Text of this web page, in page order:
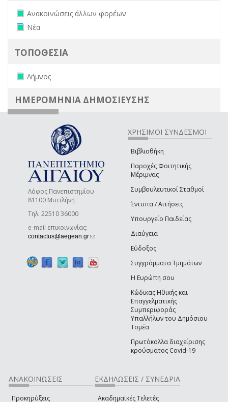
Remove Ανακοινώσεις άλλων φορέων filter
Ανακοινώσεις άλλων φορέων
Remove Νέα filter
Νέα
ΤΟΠΟΘΕΣΙΑ
Remove Λήμνος filter
Λήμνος
ΗΜΕΡΟΜΗΝΙΑ ΔΗΜΟΣΙΕΥΣΗΣ
Λόφος Πανεπιστημίου
81100 Μυτιλήνη
Τηλ. 22510 36000
e-mail επικοινωνίας:
contactus@aegean.gr(link sends e-mail)
ΧΡΗΣΙΜΟΙ ΣΥΝΔΕΣΜΟΙ
Βιβλιοθήκη
Παροχές Φοιτητικής
Μέριμνας
Συμβουλευτικοί Σταθμοί
Έντυπα / Αιτήσεις
Υπουργείο Παιδείας
Διαύγεια
Εύδοξος
Συγγράμματα Τμημάτων
Η Ευρώπη σου
Κώδικας Ηθικής και
Επαγγελματικής
Συμπεριφοράς
Υπαλλήλων του Δημόσιου
Τομέα
Πρωτόκολλα διαχείρισης
κρούσματος Covid-19
ΑΝΑΚΟΙΝΩΣΕΙΣ
Προκηρύξεις
ΕΚΔΗΛΩΣΕΙΣ / ΣΥΝΕΔΡΙΑ
Ακαδημαϊκές Τελετές